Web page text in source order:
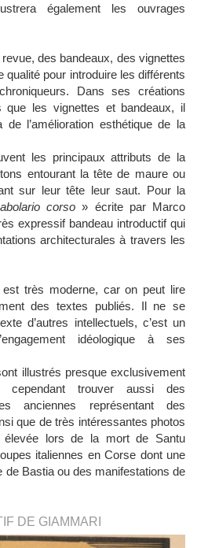
également les ouvrages
des bandeaux, des vignettes
pour introduire les différents
Dans ses créations
que les vignettes et bandeaux, il
l’amélioration esthétique de la
les principaux attributs de la
entourant la tête de maure ou
sur leur tête leur saut. Pour la
corso » écrite par Marco
expressif bandeau introductif qui
architecturales à travers les
est très moderne, car on peut lire
des textes publiés. Il ne se
d’autres intellectuels, c’est un
idéologique à ses
illustrés presque exclusivement
trouver aussi des
anciennes représentant des
que de très intéressantes photos
élevée lors de la mort de Santu
italiennes en Corse dont une
de Bastia ou des manifestations de
DE GIAMMARI